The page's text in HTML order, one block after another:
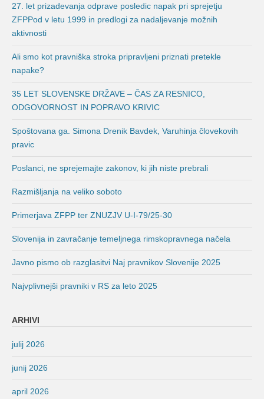
27. let prizadevanja odprave posledic napak pri sprejetju
ZFPPod v letu 1999 in predlogi za nadaljevanje možnih
aktivnosti
Ali smo kot pravniška stroka pripravljeni priznati pretekle
napake?
35 LET SLOVENSKE DRŽAVE – ČAS ZA RESNICO,
ODGOVORNOST IN POPRAVO KRIVIC
Spoštovana ga. Simona Drenik Bavdek, Varuhinja človekovih
pravic
Poslanci, ne sprejemajte zakonov, ki jih niste prebrali
Razmišljanja na veliko soboto
Primerjava ZFPP ter ZNUZJV U-I-79/25-30
Slovenija in zavračanje temeljnega rimskopravnega načela
Javno pismo ob razglasitvi Naj pravnikov Slovenije 2025
Najvplivnejši pravniki v RS za leto 2025
ARHIVI
julij 2026
junij 2026
april 2026